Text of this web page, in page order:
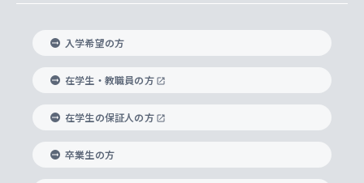
経済学部
外国語学部
総合グローバル学部
キリスト教人間学
身体知
思考と表現
データサイエンス
言語教育研究センター
上智大学のグローバル教育
グローバル教育センター
上智大学で学ぶ
海外で学ぶ
学びのサポート
大学院
神学研究科
助産学専攻科
国際言語情報研究所
グローバル・コンサーン研究所
比較文化研究所
知的財産
研究支援制度
重点領域研究・自由課題研究
研究活動に関する法令・研究費の使用について
課外教育プログラム
ボランティア活動
グローバルな学びのコミュニティ
学生の相談窓口
心身の健康相談
ハラスメント防止の取り組み
キャリア形成サポート
キャリア形成支援プログラム
住まいのサポート
入れの方針）
科目等履修生
研究生・外国人特別研究生・国費留学生
交換留学生(海外大学から上智大学で学ぶ)
理事長・学長メッセージ
学長・副学長紹介
上智大学の精神
上智大学の理念
上智大学の沿革
グローバルエンゲージメント
上智大学を訪れた世界の知性
上智大学公式ソーシャルメディア
入学希望の方
在学生・教職員の方
在学生の保証人の方
卒業生の方